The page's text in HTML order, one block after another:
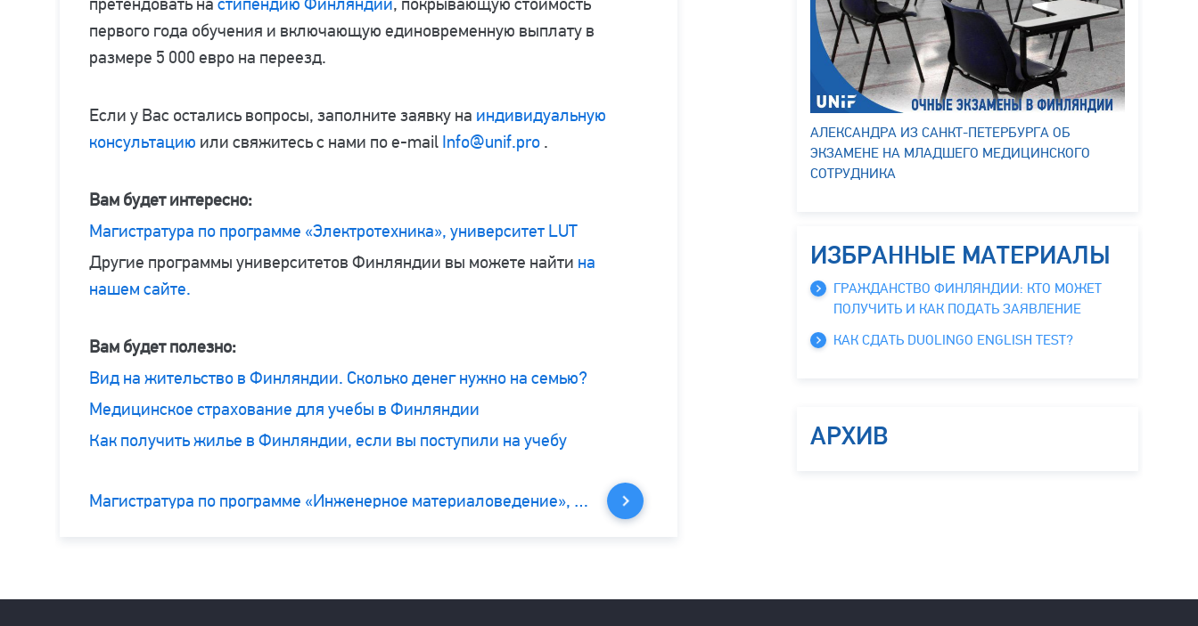
первого года обучения и включающую единовременную выплату в
размере 5 000 евро на переезд.
Если у Вас остались вопросы, заполните заявку на индивидуальную
консультацию или свяжитесь с нами по e-mail Info@unif.pro .
Вам будет интересно:
Магистратура по программе «Электротехника», университет LUT
Другие программы университетов Финляндии вы можете найти на
нашем сайте.
Вам будет полезно:
Вид на жительство в Финляндии. Сколько денег нужно на семью?
Медицинское страхование для учебы в Финляндии
Как получить жилье в Финляндии, если вы поступили на учебу
Магистратура по программе «Инженерное материаловедение», университет Тампере
АЛЕКСАНДРА ИЗ САНКТ-ПЕТЕРБУРГА ОБ
ЭКЗАМЕНЕ НА МЛАДШЕГО МЕДИЦИНСКОГО
СОТРУДНИКА
ИЗБРАННЫЕ МАТЕРИАЛЫ
ГРАЖДАНСТВО ФИНЛЯНДИИ: КТО МОЖЕТ
ПОЛУЧИТЬ И КАК ПОДАТЬ ЗАЯВЛЕНИЕ
КАК СДАТЬ DUOLINGO ENGLISH TEST?
АРХИВ